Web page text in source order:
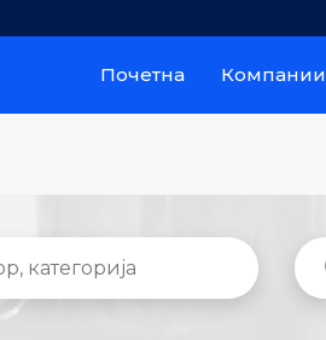
Почетна Компании